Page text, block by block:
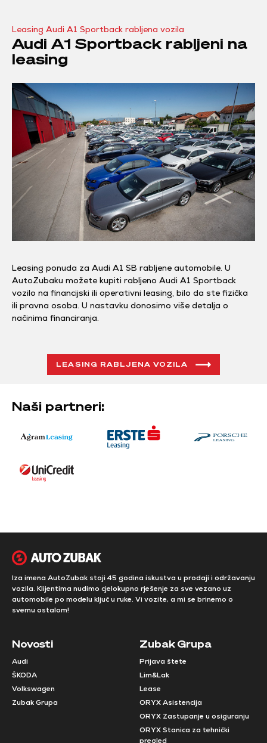
Leasing Audi A1 Sportback rabljena vozila
Audi A1 Sportback rabljeni na
leasing
Leasing ponuda za Audi A1 SB rabljene automobile. U
AutoZubaku možete kupiti rabljeno Audi A1 Sportback
vozilo na financijski ili operativni leasing, bilo da ste fizička
ili pravna osoba. U nastavku donosimo više detalja o
načinima financiranja.
LEASING RABLJENA VOZILA
Naši partneri:
Iza imena AutoZubak stoji 45 godina iskustva u prodaji i održavanju
vozila. Klijentima nudimo cjelokupno rješenje za sve vezano uz
automobile po modelu ključ u ruke. Vi vozite, a mi se brinemo o
svemu ostalom!
Novosti
Audi
ŠKODA
Volkswagen
Zubak Grupa
Zubak Grupa
Prijava štete
Lim&Lak
Lease
ORYX Asistencija
ORYX Zastupanje u osiguranju
ORYX Stanica za tehnički
pregled